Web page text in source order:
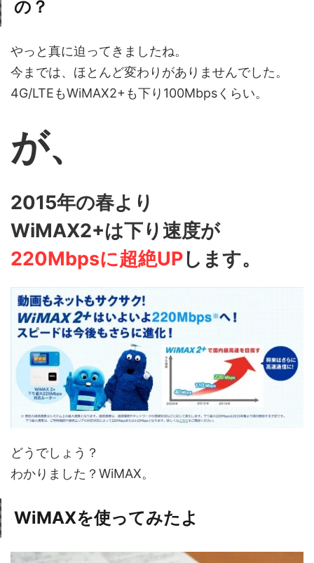
の？
やっと真に迫ってきましたね。
今までは、ほとんど変わりがありませんでした。
4G/LTEもWiMAX2+も下り100Mbpsくらい。
が、
2015年の春より
WiMAX2+は下り速度が
220Mbpsに超絶UPします。
どうでしょう？
わかりました？WiMAX。
WiMAXを使ってみたよ